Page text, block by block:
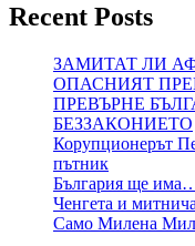
Recent Posts
ЗАМИТАТ ЛИ
ОПАСНИЯТ
ПРЕВЪРНЕ
БЕЗЗАКОНИЕТО
Корупционерът
пътник
България ще
Ченгета и
Само Милена